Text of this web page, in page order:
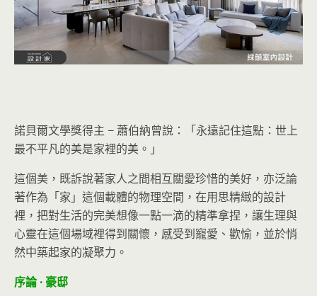
諾貝爾文學獎得主 − 蕭伯納曾說：「永遠記住這點：世上
最不平凡的美是家裡的美。」
這個美，既訴說著家人之間相互關愛珍惜的美好，亦泛論
著作為「家」這個載體的物理空間，在用思精緻的設計
裡，把對生活的完美想像一點一滴的精準拿捏，讓生理與
心靈在這個場域裡得到關懷，感受到寵愛、歡愉，並於悄
然中築起家的凝聚力。
序論 · 豪邸